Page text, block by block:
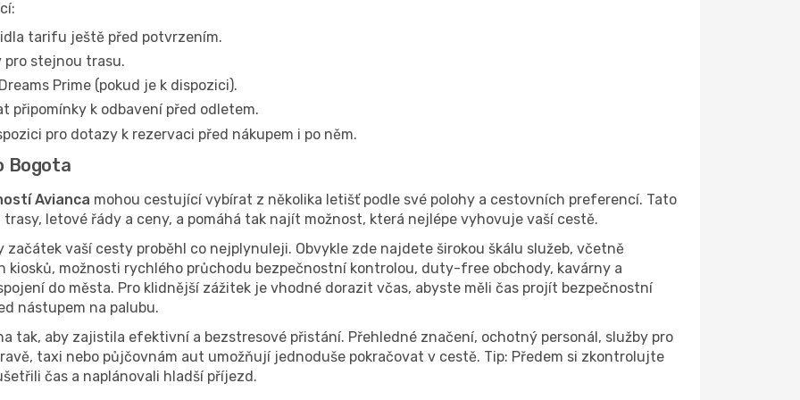
tarifu ještě před potvrzením.
stejnou trasu.
Prime (pokud je k dispozici).
připomínky k odbavení před odletem.
pro dotazy k rezervaci před nákupem i po něm.
Bogota
Avianca mohou cestující vybírat z několika letišť podle své polohy a cestovních preferencí. Tato
letové řády a ceny, a pomáhá tak najít možnost, která nejlépe vyhovuje vaší cestě.
začátek vaší cesty proběhl co nejplynuleji. Obvykle zde najdete širokou škálu služeb, včetně
kiosků, možnosti rychlého průchodu bezpečnostní kontrolou, duty-free obchody, kavárny a
do města. Pro klidnější zážitek je vhodné dorazit včas, abyste měli čas projít bezpečnostní
nástupem na palubu.
tak, aby zajistila efektivní a bezstresové přistání. Přehledné značení, ochotný personál, služby pro
taxi nebo půjčovnám aut umožňují jednoduše pokračovat v cestě. Tip: Předem si zkontrolujte
čas a naplánovali hladší příjezd.